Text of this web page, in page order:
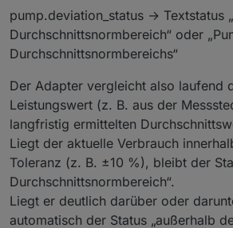
pump.deviation_status → Textstatus
Durchschnittsnormbereich“ oder
Durchschnittsnormbereichs“
Der Adapter vergleicht also laufend
Leistungswert (z. B. aus der
langfristig ermittelten
Liegt der aktuelle Verbrauch
Toleranz (z. B. ±10 %), bleibt der
Durchschnittsnormbereich“.
Liegt er deutlich darüber oder
automatisch der Status „außerhalb